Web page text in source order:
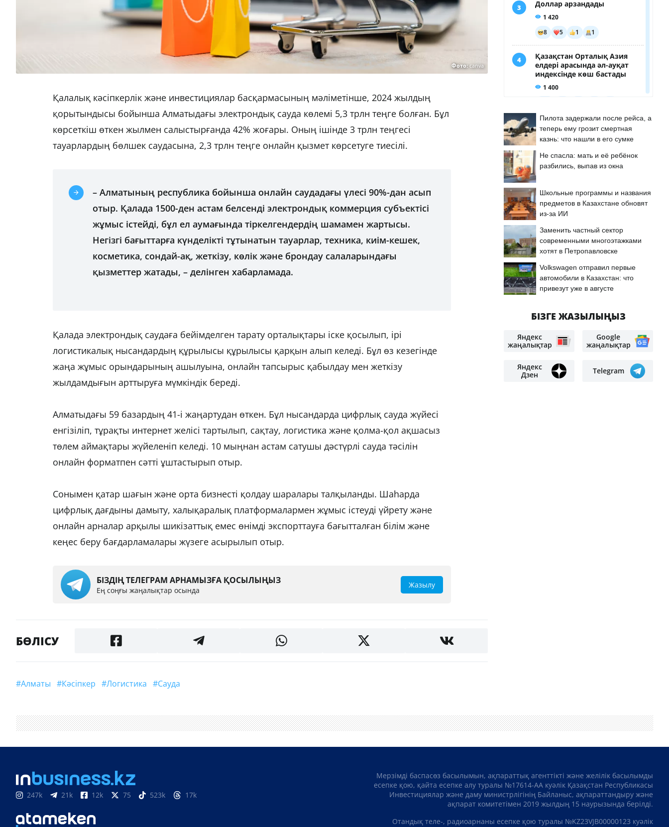
Фото:canva
Қалалық кәсіпкерлік және инвестициялар басқармасының мәліметінше, 2024 жылдың
қорытындысы бойынша Алматыдағы электрондық сауда көлемі 5,3 трлн теңге болған. Бұл
көрсеткіш өткен жылмен салыстырғанда 42% жоғары. Оның ішінде 3 трлн теңгесі
тауарлардың бөлшек саудасына, 2,3 трлн теңге онлайн қызмет көрсетуге тиесілі.
– Алматының республика бойынша онлайн саудадағы үлесі 90%-дан асып
отыр. Қалада 1500-ден астам белсенді электрондық коммерция субъектісі
жұмыс істейді, бұл ел аумағында тіркелгендердің шамамен жартысы.
Негізгі бағыттарға күнделікті тұтынатын тауарлар, техника, киім-кешек,
косметика, сондай-ақ, жеткізу, көлік және брондау салаларындағы
қызметтер жатады, – делінген хабарламада.
Қалада электрондық саудаға бейімделген тарату орталықтары іске қосылып, ірі
логистикалық нысандардың құрылысы құрылысы қарқын алып келеді. Бұл өз кезегінде
жаңа жұмыс орындарының ашылуына, онлайн тапсырыс қабылдау мен жеткізу
жылдамдығын арттыруға мүмкіндік береді.
Алматыдағы 59 базардың 41-і жаңартудан өткен. Бұл нысандарда цифрлық сауда жүйесі
енгізіліп, тұрақты интернет желісі тартылып, сақтау, логистика және қолма-қол ақшасыз
төлем аймақтары жүйеленіп келеді. 10 мыңнан астам сатушы дәстүрлі сауда тәсілін
онлайн форматпен сәтті ұштастырып отыр.
Сонымен қатар шағын және орта бизнесті қолдау шаралары талқыланды. Шаһарда
цифрлық дағдыны дамыту, халықаралық платформалармен жұмыс істеуді үйрету және
онлайн арналар арқылы шикізаттық емес өнімді экспорттауға бағытталған білім және
кеңес беру бағдарламалары жүзеге асырылып отыр.
БІЗДІҢ ТЕЛЕГРАМ АРНАМЫЗҒА ҚОСЫЛЫҢЫЗ
Ең соңғы жаңалықтар осында
Жазылу
БӨЛІСУ
#Алматы #кәсіпкер #логистика #Сауда
Пилота задержали после рейса, а
теперь ему грозит смертная
казнь: что нашли в его сумке
Не спасла: мать и её ребёнок
разбились, выпав из окна
Школьные программы и названия
предметов в Казахстане обновят
из-за ИИ
Заменить частный сектор
современными многоэтажками
хотят в Петропавловске
Volkswagen отправил первые
автомобили в Казахстан: что
привезут уже в августе
БІЗГЕ ЖАЗЫЛЫҢЫЗ
Яндекс
жаңалықтар
Google
жаңалықтар
Яндекс
Дзен
Telegram
247k 21k 12k 75 523k 17k
Мерзімді баспасөз басылымын, ақпараттық агенттікті және желілік басылымды
есепке қою, қайта есепке алу туралы №17614-АА куәлік Қазақстан Республикасы
Инвестициялар және даму министрлігінің Байланыс, ақпараттандыру және
ақпарат комитетімен 2019 жылдың 15 наурызында берілді.
Отандық теле-, радиоарнаны есепке қою туралы №KZ23VJB00000123 куәлік